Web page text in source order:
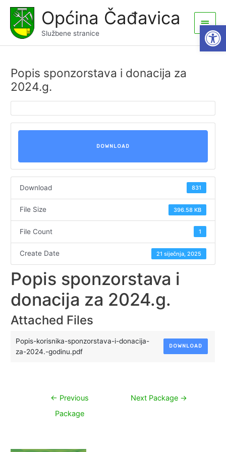
content
Općina Čađavica
Službene stranice
Main
Menu
Popis sponzorstava i donacija za
2024.g.
DOWNLOAD
Download 831
File Size 396.58 KB
File Count 1
Create Date 21 siječnja, 2025
Popis sponzorstava i
donacija za 2024.g.
Attached Files
Popis-korisnika-sponzorstava-i-donacija-
za-2024.-godinu.pdf
DOWNLOAD
Navigacija
← Previous
Package
Next Package →